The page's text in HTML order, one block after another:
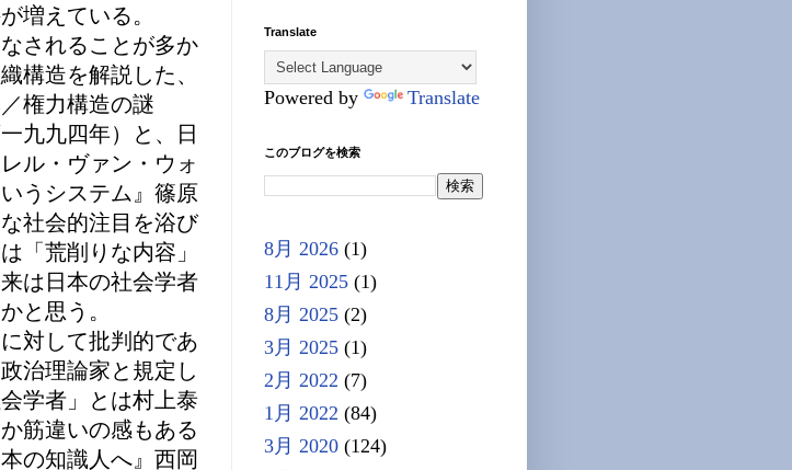
増えている。
されることが多か
構造を解説した、
権力構造の謎
九九四年）と、日
ル・ヴァン・ウォ
うシステム』篠原
社会的注目を浴び
「荒削りな内容」
は日本の社会学者
と思う。
対して批判的であ
治理論家と規定し
学者」とは村上泰
筋違いの感もある
の知識人へ』西岡
Translate
Powered by Translate
このブログを検索
8月 2026 (1)
11月 2025 (1)
8月 2025 (2)
3月 2025 (1)
2月 2022 (7)
1月 2022 (84)
3月 2020 (124)